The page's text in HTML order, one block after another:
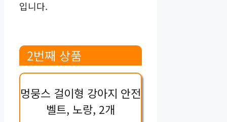
입니다.
2번째 상품
멍뭉스 걸이형 강아지 안전
벨트, 노랑, 2개